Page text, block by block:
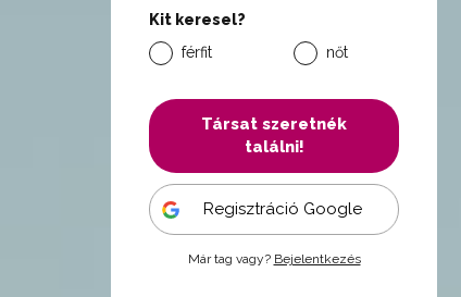
Kit keresel?
férfit
nőt
Társat szeretnék
találni!
Regisztráció Google
Már tag vagy? Bejelentkezés